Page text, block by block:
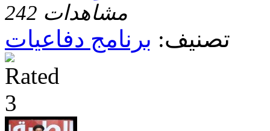
242 مشاهدات
تصنيف: برنامج دفاعيات